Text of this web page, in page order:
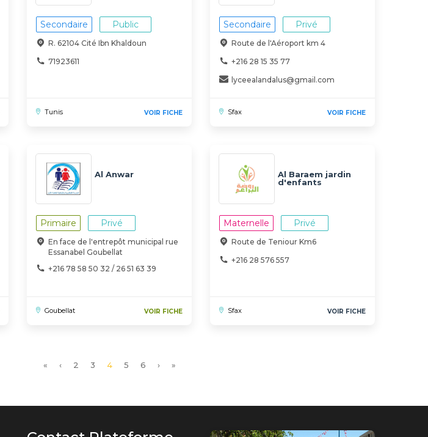
Secondaire Public
R. 62104 Cité Ibn Khaldoun
71923611
Tunis VOIR FICHE
Secondaire Privé
Route de l'Aéroport km 4
+216 28 15 35 77
lyceealandalus@gmail.com
Sfax VOIR FICHE
Al Anwar
Primaire Privé
En face de l'entrepôt municipal rue
Essanabel Goubellat
+216 78 58 50 32 / 26 51 63 39
Goubellat VOIR FICHE
Al Baraem jardin
d'enfants
Maternelle Privé
Route de Teniour Km6
+216 28 576 557
Sfax VOIR FICHE
Première
«
Page
‹ Page
2 Page
3
Page
4 Page
5 Page
6
Page
›
Dernière
»